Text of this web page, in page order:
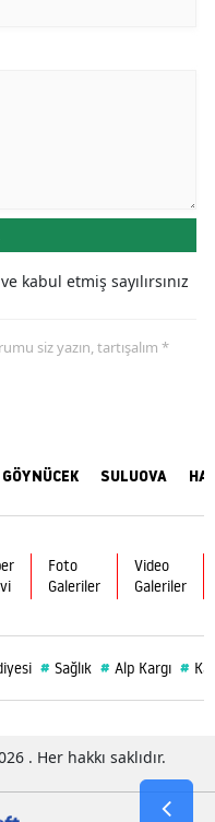
kabul etmiş sayılırsınız
siz yazın, tartışalım *
GÖYNÜCEK SULUOVA
Foto
Galeriler
Video
Galeriler
# Sağlık # Alp Kargı #
. Her hakkı saklıdır.